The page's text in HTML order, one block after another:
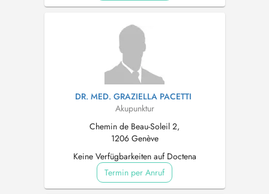
DR. MED. GRAZIELLA PACETTI
Akupunktur
Chemin de Beau-Soleil 2,
1206 Genève
Keine Verfügbarkeiten auf Doctena
Termin per Anruf